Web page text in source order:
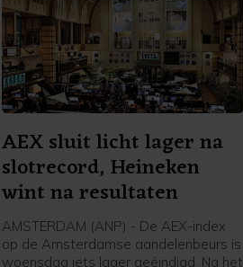
AEX sluit licht lager na
slotrecord, Heineken
wint na resultaten
AMSTERDAM (ANP) - De AEX-index
op de Amsterdamse aandelenbeurs is
woensdag iets lager geëindigd. Na het